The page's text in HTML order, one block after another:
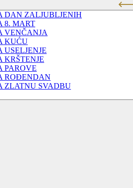
DAN ZALJUBLJENIH
8. MART
VENČANJA
KUĆU
USELJENJE
KRŠTENJE
PAROVE
ROĐENDAN
ZLATNU SVADBU